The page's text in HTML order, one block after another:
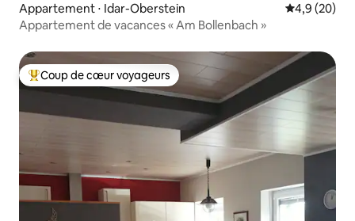
Appartement ⋅ Idar-Oberstein Évaluation
4,9 (20)
Appartement de vacances « Am Bollenbach »
Coups de cœur voyageurs les plus appréciés
Coup de cœur voyageurs